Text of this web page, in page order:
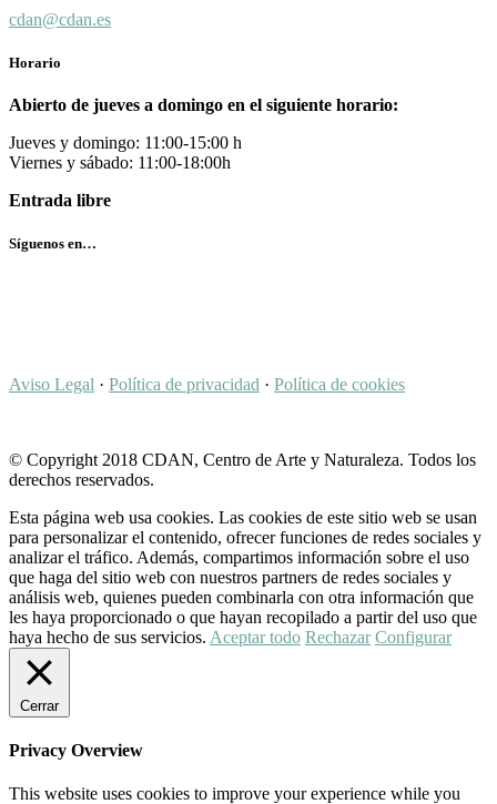
cdan@cdan.es
Horario
Abierto de jueves a domingo en el siguiente horario:
Jueves y domingo: 11:00-15:00 h
Viernes y sábado: 11:00-18:00h
Entrada libre
Síguenos en…
Aviso Legal · Política de privacidad · Política de cookies
© Copyright 2018 CDAN, Centro de Arte y Naturaleza. Todos los
derechos reservados.
Esta página web usa cookies. Las cookies de este sitio web se usan
para personalizar el contenido, ofrecer funciones de redes sociales y
analizar el tráfico. Además, compartimos información sobre el uso
que haga del sitio web con nuestros partners de redes sociales y
análisis web, quienes pueden combinarla con otra información que
les haya proporcionado o que hayan recopilado a partir del uso que
haya hecho de sus servicios. Aceptar todo Rechazar Configurar
Cerrar
Privacy Overview
This website uses cookies to improve your experience while you